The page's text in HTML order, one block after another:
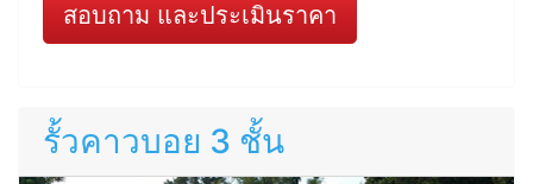
สอบถาม และประเมินราคา
รั้วคาวบอย 3 ชั้น